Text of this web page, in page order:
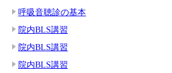
呼吸音聴診の基本
院内BLS講習
院内BLS講習
院内BLS講習